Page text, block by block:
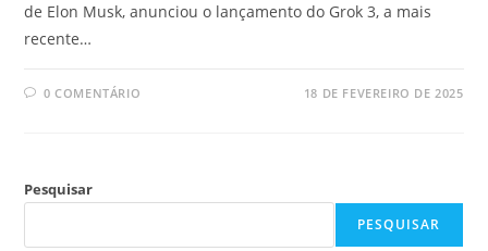
de Elon Musk, anunciou o lançamento do Grok 3, a mais
recente…
0 COMENTÁRIO 18 DE FEVEREIRO DE 2025
Pesquisar
PESQUISAR